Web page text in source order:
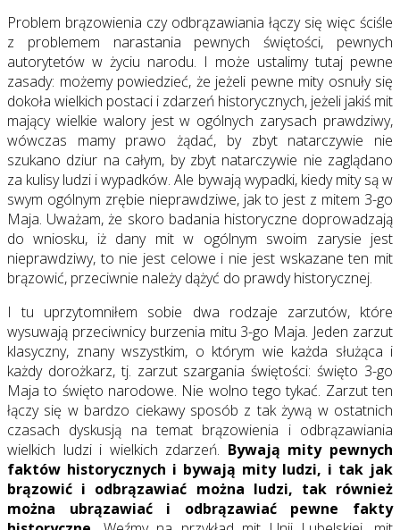
Problem brązowienia czy odbrązawiania łączy się więc ściśle
z problemem narastania pewnych świętości, pewnych
autorytetów w życiu narodu. I może ustalimy tutaj pewne
zasady: możemy powiedzieć, że jeżeli pewne mity osnuły się
dokoła wielkich postaci i zdarzeń historycznych, jeżeli jakiś mit
mający wielkie walory jest w ogólnych zarysach prawdziwy,
wówczas mamy prawo żądać, by zbyt natarczywie nie
szukano dziur na całym, by zbyt natarczywie nie zaglądano
za kulisy ludzi i wypadków. Ale bywają wypadki, kiedy mity są w
swym ogólnym zrębie nieprawdziwe, jak to jest z mitem 3-go
Maja. Uważam, że skoro badania historyczne doprowadzają
do wniosku, iż dany mit w ogólnym swoim zarysie jest
nieprawdziwy, to nie jest celowe i nie jest wskazane ten mit
brązowić, przeciwnie należy dążyć do prawdy historycznej.
I tu uprzytomniłem sobie dwa rodzaje zarzutów, które
wysuwają przeciwnicy burzenia mitu 3-go Maja. Jeden zarzut
klasyczny, znany wszystkim, o którym wie każda służąca i
każdy dorożkarz, tj. zarzut szargania świętości: święto 3-go
Maja to święto narodowe. Nie wolno tego tykać. Zarzut ten
łączy się w bardzo ciekawy sposób z tak żywą w ostatnich
czasach dyskusją na temat brązowienia i odbrązawiania
wielkich ludzi i wielkich zdarzeń. Bywają mity pewnych
faktów historycznych i bywają mity ludzi, i tak jak
brązowić i odbrązawiać można ludzi, tak również
można ubrązawiać i odbrązawiać pewne fakty